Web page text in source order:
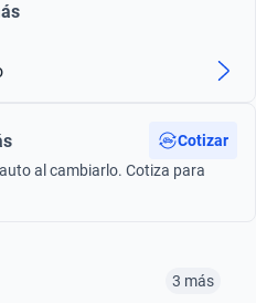
Cotizar
al cambiarlo. Cotiza para
3 más